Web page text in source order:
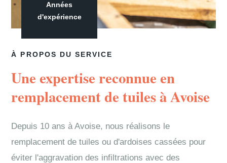
À PROPOS DU SERVICE
Une expertise reconnue en
remplacement de tuiles à Avoise
Depuis 10 ans à Avoise, nous réalisons le
remplacement de tuiles ou d'ardoises cassées pour
éviter l'aggravation des infiltrations avec des
Années
d'expérience